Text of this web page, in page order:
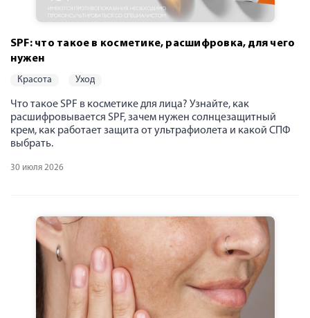
SPF: что такое в косметике, расшифровка, для чего
нужен
красота уход
Что такое SPF в косметике для лица? Узнайте, как
расшифровывается SPF, зачем нужен солнцезащитный
крем, как работает защита от ультрафиолета и какой СПФ
выбрать.
30 июля 2026